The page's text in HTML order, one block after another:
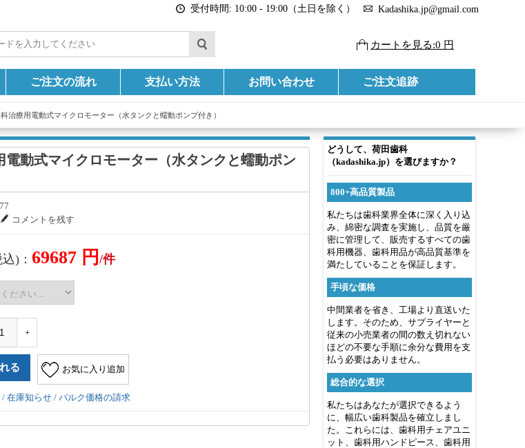
受付時間: 10:00 - 19:00（土日を除く） Kadashika.jp@gmail.com
カートを見る:0 円
ご注文の流れ 支払い方法 お問い合わせ ご注文追跡
治療用電動式マイクロモーター（水タンクと蠕動ポンプ付き）
どうして、荷田歯科
（kadashika.jp）を選びますか？
800+高品質製品
私たちは歯科業界全体に深く入り込
み、綿密な調査を実施し、品質を厳
密に管理して、販売するすべての歯
科用機器、歯科用品が高品質基準を
満たしていることを保証します。
手頃な価格
中間業者を省き、工場より直送いた
します。そのため、サプライヤーと
従来の小売業者の間の数え切れない
ほどの不要な手順に余分な費用を支
払う必要はありません。
総合的な選択
私たちはあなたが選択できるよう
に、幅広い歯科製品を確立しまし
た。これらには、歯科用チェアユニ
ット、歯科用ハンドピース、歯科用
電動式マイクロモーター（水タンクと蠕動ポン
コメントを残す
)： 69687 円 /件
+
お気に入り追加
/ 在庫知らせ / バルク価格の請求